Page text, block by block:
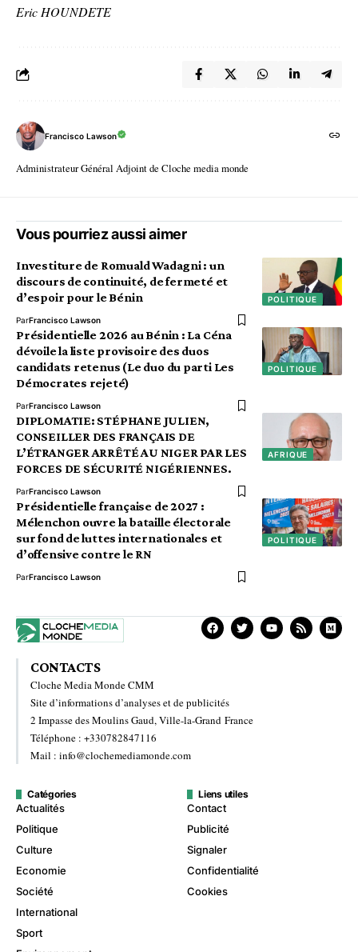
Eric HOUNDETE
Francisco Lawson
Administrateur Général Adjoint de Cloche media monde
Vous pourriez aussi aimer
POLITIQUE
Investiture de Romuald Wadagni : un
discours de continuité, de fermeté et
d’espoir pour le Bénin
ParFrancisco Lawson
POLITIQUE
Présidentielle 2026 au Bénin : La Céna
dévoile la liste provisoire des duos
candidats retenus (Le duo du parti Les
Démocrates rejeté)
ParFrancisco Lawson
AFRIQUE
DIPLOMATIE: STÉPHANE JULIEN,
CONSEILLER DES FRANÇAIS DE
L’ÉTRANGER ARRÊTÉ AU NIGER PAR LES
FORCES DE SÉCURITÉ NIGÉRIENNES.
ParFrancisco Lawson
POLITIQUE
Présidentielle française de 2027 :
Mélenchon ouvre la bataille électorale
sur fond de luttes internationales et
d’offensive contre le RN
ParFrancisco Lawson
CONTACTS
Cloche Media Monde CMM
Site d’informations d’analyses et de publicités
2 Impasse des Moulins Gaud, Ville-la-Grand France
Téléphone : +330782847116
Mail : info@clochemediamonde.com
Catégories
Actualités
Politique
Culture
Economie
Société
International
Sport
Liens utiles
Contact
Publicité
Signaler
Confidentialité
Cookies